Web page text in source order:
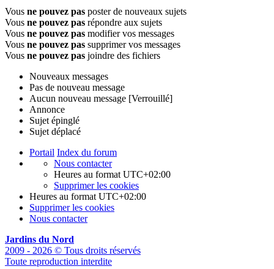
Vous ne pouvez pas poster de nouveaux sujets
Vous ne pouvez pas répondre aux sujets
Vous ne pouvez pas modifier vos messages
Vous ne pouvez pas supprimer vos messages
Vous ne pouvez pas joindre des fichiers
Nouveaux messages
Pas de nouveau message
Aucun nouveau message [Verrouillé]
Annonce
Sujet épinglé
Sujet déplacé
Portail Index du forum
Nous contacter
Heures au format UTC+02:00
Supprimer les cookies
Heures au format UTC+02:00
Supprimer les cookies
Nous contacter
Jardins du Nord
2009 - 2026 © Tous droits réservés
Toute reproduction interdite